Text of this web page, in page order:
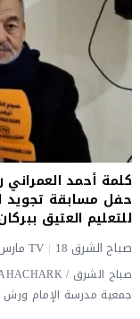
كلمة أحمد
حفل مسابقة تجويد
للتعليم العتيق ببركان
صباح الشرق TV 18 مارس 2026
جمعية مدرسة الإمام ورش